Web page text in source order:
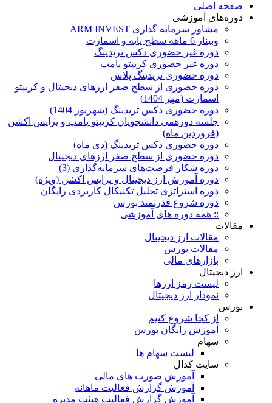
صفحه اصلی
دوره‌های آموزشی
مشاور سرمایه گذاری ARM INVEST
وبینار 6 ماهه سطح پایه و اسمارت
دوره غیر حضوری دکس تریدینگ
دوره غیر حضوری کریپتو پامپ
دوره حضوری تریدینگ پلاس
دوره حضوری از سطح صفر ارزهای دیجیتال و کریپتو
اسمارت (مهر 1404)
دوره حضوری دکس تریدینگ (شهریور 1404)
جلسه دورهمی دانشجویان کریپتو پامپ و پرایس اکشن
(فروردین ماه)
دوره حضوری دکس تریدینگ (دی ماه)
دوره حضوری از سطح صفر ارزهای دیجیتال
دوره شکار فرصت‌های سرمایه‌گذاری (3)
دوره آموزش ارز دیجیتال و پرایس اکشن (ویژه)
دوره استراتژی تحلیل تکنیکال کاربردی رایگان
دوره شروع قدرتمند بورس
:: همه دوره های آموزشی
مقالات
مقالات ارز دیجیتال
مقالات بورس
بازارهای مالی
ارز دیجیتال
لیست رمز ارزها
نمودار ارز دیجیتال
بورس
از کجا شروع کنیم
آموزش رایگان بورس
سهام
لیست سهام ها
سایت کدال
آموزش صورت های مالی
آموزش گزارش فعالیت ماهانه
آموزش گزارش فعالیت هیئت مدیره